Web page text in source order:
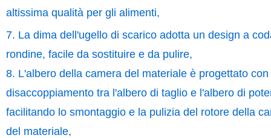
altissima qualità per gli alimenti,
7. La dima dell'ugello di scarico adotta un design a
rondine, facile da sostituire e da pulire,
8. L'albero della camera del materiale è progettato con
disaccoppiamento tra l'albero di taglio e l'albero di
facilitando lo smontaggio e la pulizia del rotore della
del materiale,